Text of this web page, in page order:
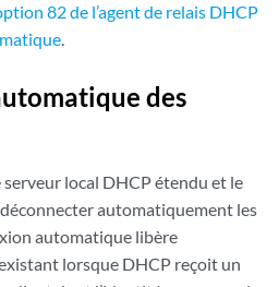
82 de l’agent de relais DHCP
.
des
local DHCP étendu et le
automatiquement les
automatique libère
lorsque DHCP reçoit un